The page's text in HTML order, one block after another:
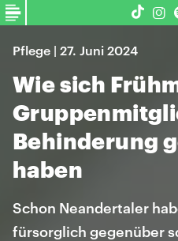
Pflege | 27. Juni 2024
Wie sich
Behinderung
haben
Schon Neandertaler
fürsorglich gegenüber